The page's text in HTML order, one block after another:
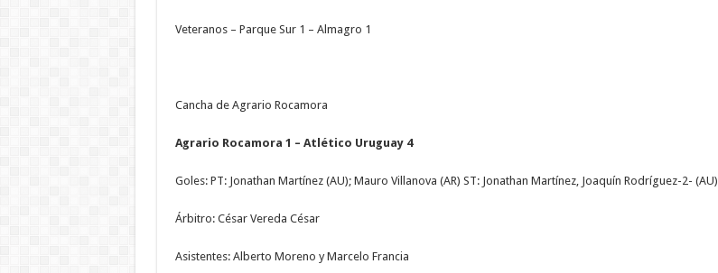
Veteranos – Parque Sur 1 – Almagro 1
Cancha de Agrario Rocamora
Agrario Rocamora 1 – Atlético Uruguay 4
Goles: PT: Jonathan Martínez (AU); Mauro Villanova (AR) ST: Jonathan Martínez, Joaquín Rodríguez-2- (AU)
Árbitro: César Vereda César
Asistentes: Alberto Moreno y Marcelo Francia